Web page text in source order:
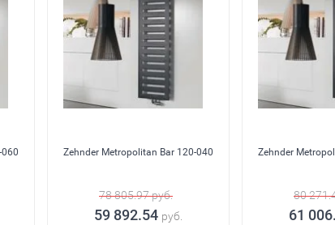
Zehnder Metropolitan Bar 120-040
78 805.97руб.
59 892.54 руб.
Zehnder
80
61